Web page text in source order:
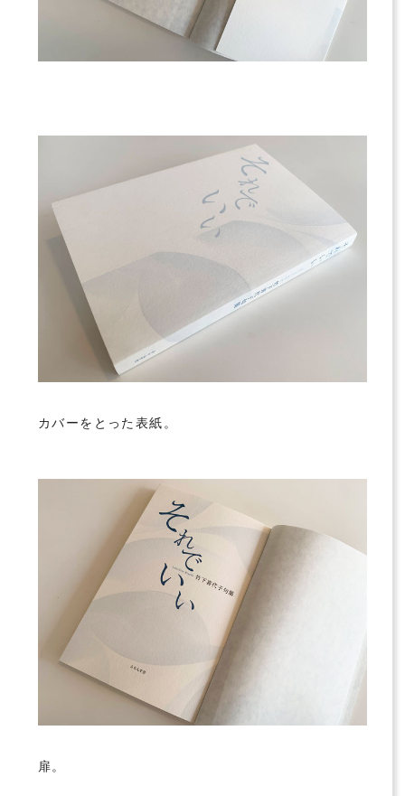
カバーをとった表紙。
扉。